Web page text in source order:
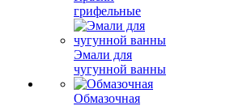
грифельные
Эмали для
чугунной ванны
Обмазочная